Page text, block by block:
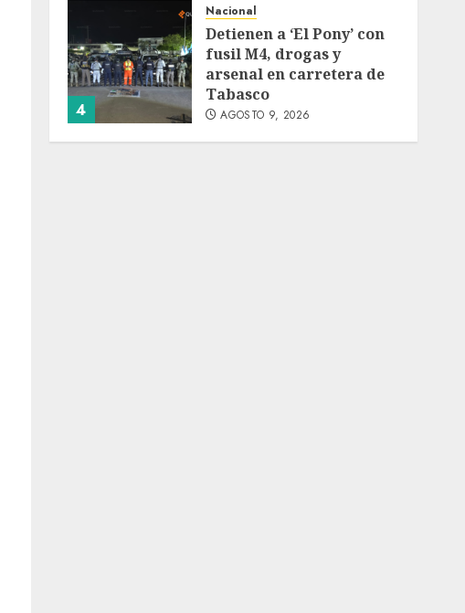
4
Nacional
Detienen a ‘El Pony’ con
fusil M4, drogas y
arsenal en carretera de
Tabasco
AGOSTO 9, 2026